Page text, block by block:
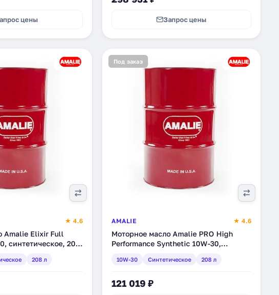
цены Запрос цены
★ 4.6
Amalie Elixir Full
синтетическое, 208
208 л
Под заказ
AMALIE ★ 4.6
Моторное масло Amalie PRO High
Performance Synthetic 10W-30,
10W-30 Синтетическое 208 л
121 019 ₽